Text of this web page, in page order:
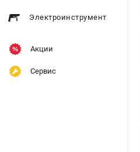
Электроинструмент
Акции
Сервис